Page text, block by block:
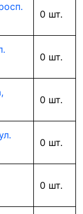
0 шт.
0 шт.
0 шт.
0 шт.
0 шт.